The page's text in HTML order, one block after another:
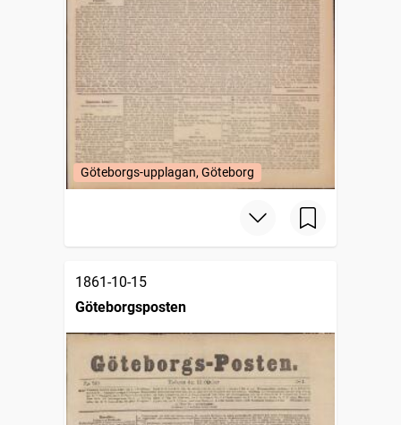
Göteborgs-upplagan, Göteborg
1861-10-15
Göteborgsposten